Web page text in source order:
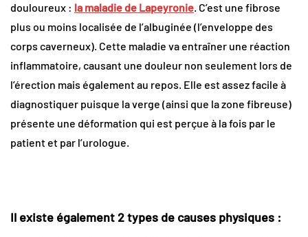
douloureux : la maladie de Lapeyronie. C’est une fibrose
plus ou moins localisée de l’albuginée (l’enveloppe des
corps caverneux). Cette maladie va entraîner une réaction
inflammatoire, causant une douleur non seulement lors de
l’érection mais également au repos. Elle est assez facile à
diagnostiquer puisque la verge (ainsi que la zone fibreuse)
présente une déformation qui est perçue à la fois par le
patient et par l’urologue.
Il existe également 2 types de causes physiques :